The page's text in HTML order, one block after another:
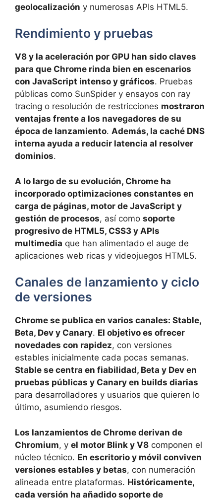
geolocalización y numerosas APIs HTML5.
Rendimiento y pruebas
V8 y la aceleración por GPU han sido claves
para que Chrome rinda bien en escenarios
con JavaScript intenso y gráficos. Pruebas
públicas como SunSpider y ensayos con ray
tracing o resolución de restricciones mostraron
ventajas frente a los navegadores de su
época de lanzamiento. Además, la caché DNS
interna ayuda a reducir latencia al resolver
dominios.
A lo largo de su evolución, Chrome ha
incorporado optimizaciones constantes en
carga de páginas, motor de JavaScript y
gestión de procesos, así como soporte
progresivo de HTML5, CSS3 y APIs
multimedia que han alimentado el auge de
aplicaciones web ricas y videojuegos HTML5.
Canales de lanzamiento y ciclo
de versiones
Chrome se publica en varios canales: Stable,
Beta, Dev y Canary. El objetivo es ofrecer
novedades con rapidez, con versiones
estables inicialmente cada pocas semanas.
Stable se centra en fiabilidad, Beta y Dev en
pruebas públicas y Canary en builds diarias
para desarrolladores y usuarios que quieren lo
último, asumiendo riesgos.
Los lanzamientos de Chrome derivan de
Chromium, y el motor Blink y V8 componen el
núcleo técnico. En escritorio y móvil conviven
versiones estables y betas, con numeración
alineada entre plataformas. Históricamente,
cada versión ha añadido soporte de